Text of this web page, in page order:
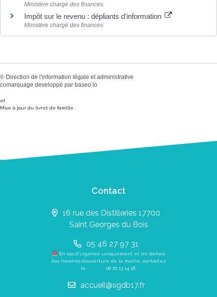
Ministère chargé des finances
Impôt sur le revenu : dépliants d'information
Ministère chargé des finances
© Direction de l'information légale et administrative
comarquage developpé par baseo.io
et
Mise à jour du livret de famille :
Contact
16 rue des Distilleries 17700
Saint Georges du Bois
05 46 27 97 31
En cas d’urgence uniquement et en dehors
des horaires d’ouverture de la mairie, contactez
le 06 70 13 14 18.
accueil@sgdb17.fr